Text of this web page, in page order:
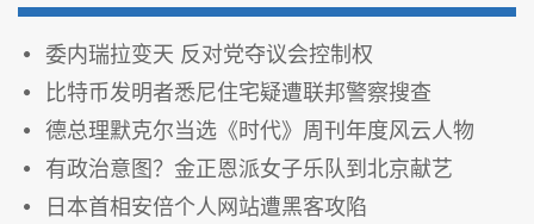
委内瑞拉变天 反对党夺议会控制权
比特币发明者悉尼住宅疑遭联邦警察搜查
德总理默克尔当选《时代》周刊年度风云人物
有政治意图？金正恩派女子乐队到北京献艺
日本首相安倍个人网站遭黑客攻陷